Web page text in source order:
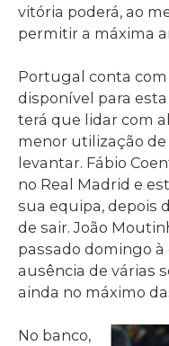
vitória poderá, ao
permitir a máxima
Portugal conta
disponível para
terá que lidar com
menor utilização
levantar. Fábio
no Real Madrid e
sua equipa, depois
de sair. João
passado domingo
ausência de várias
ainda no máximo
No banco,